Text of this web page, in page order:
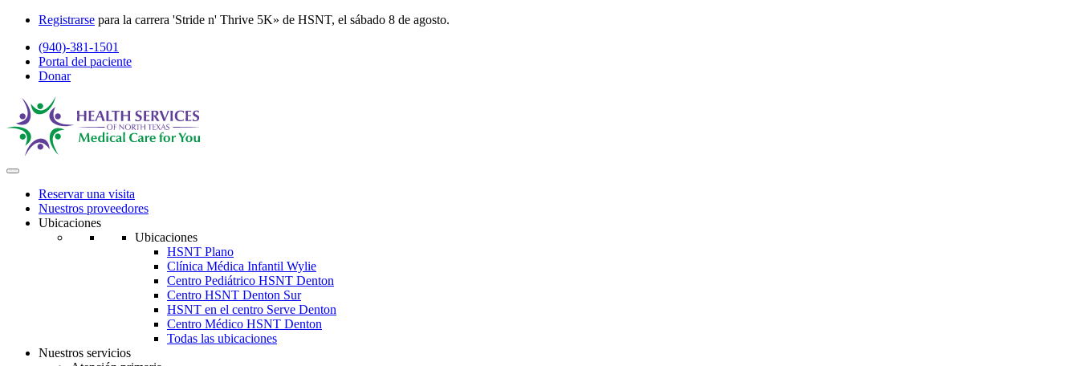
Registrarse para la carrera 'Stride n' Thrive 5K» de HSNT, el sábado 8 de agosto.
(940)-381-1501
Portal del paciente
Donar
Reservar una visita
Nuestros proveedores
Ubicaciones
Ubicaciones
HSNT Plano
Clínica Médica Infantil Wylie
Centro Pediátrico HSNT Denton
Centro HSNT Denton Sur
HSNT en el centro Serve Denton
Centro Médico HSNT Denton
Todas las ubicaciones
Nuestros servicios